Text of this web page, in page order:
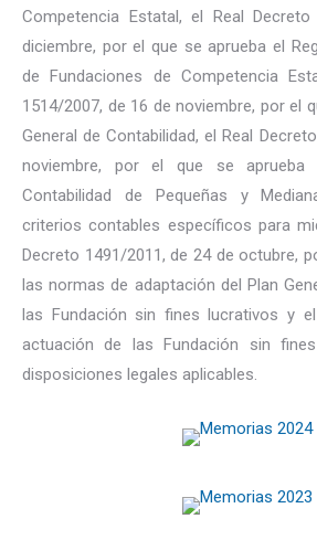
Competencia Estatal, el Real
diciembre, por el que se aprueba el
de Fundaciones de Competencia
1514/2007, de 16 de noviembre, por el
General de Contabilidad, el Real
noviembre, por el que se aprueba
Contabilidad de Pequeñas y
criterios contables específicos para
Decreto 1491/2011, de 24 de octubre,
las normas de adaptación del Plan
las Fundación sin fines lucrativos y
actuación de las Fundación sin
disposiciones legales aplicables.